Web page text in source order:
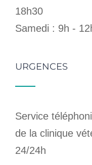
18h30
Samedi : 9h -
URGENCES
Service
de la clinique
24/24h